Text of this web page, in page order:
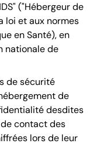
("Hébergeur de
loi et aux normes
en Santé), en
nationale de
de sécurité
de
desdites
contact des
lors de leur